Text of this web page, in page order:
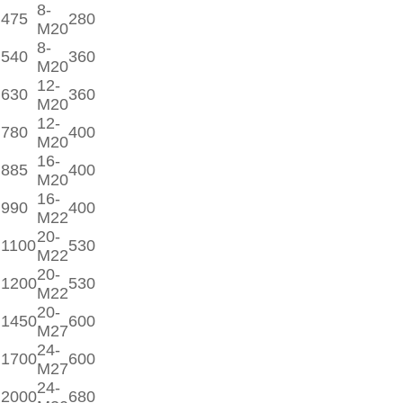
475 8-
M20
280
540 8-
M20
360
630 12-
M20
360
780 12-
M20
400
885 16-
M20
400
990 16-
M22
400
110020-
M22
530
120020-
M22
530
145020-
M27
600
170024-
M27
600
200024- 680